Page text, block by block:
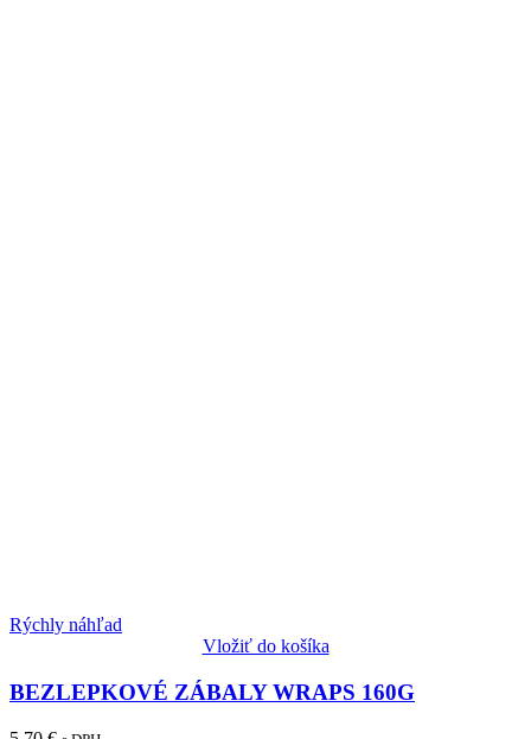
Rýchly náhľad
Vložiť do košíka
BEZLEPKOVÉ ZÁBALY WRAPS 160G